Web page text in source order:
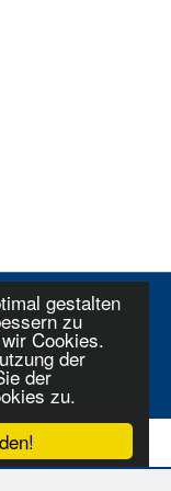
gestalten
zu
Cookies.
der
der
zu.